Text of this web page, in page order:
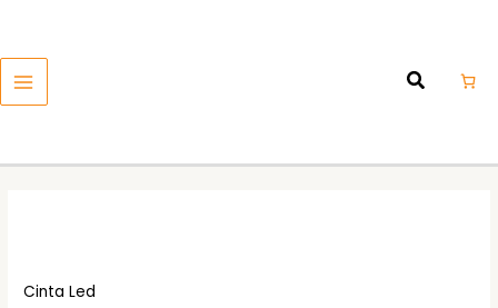
MENU
Cinta Led